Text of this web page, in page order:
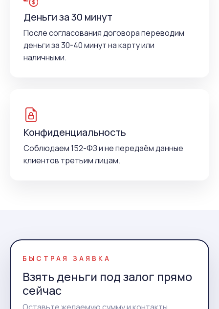
Деньги за 30 минут
После согласования договора переводим
деньги за 30-40 минут на карту или
наличными.
Конфиденциальность
Соблюдаем 152-ФЗ и не передаём данные
клиентов третьим лицам.
БЫСТРАЯ ЗАЯВКА
Взять деньги под залог прямо
сейчас